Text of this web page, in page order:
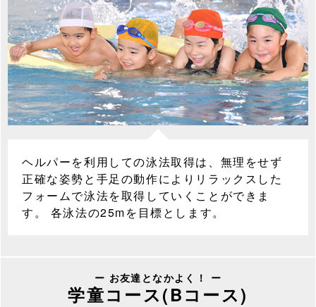
ヘルパーを利用しての泳法取得は、無理をせず
正確な姿勢と手足の動作によりリラックスした
フォームで泳法を取得していくことができま
す。 各泳法の25mを目標とします。
ー お友達となかよく！ ー
学童コース(Bコース)